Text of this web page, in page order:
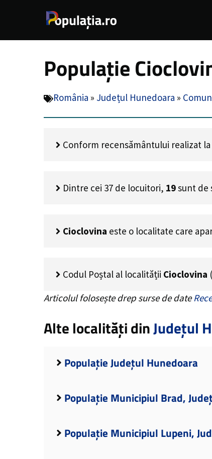
Populație
România » Județul Hunedoara »
Conform recensământului realizat
Dintre cei 37 de locuitori, 19sunt de
Cioclovina este o localitate care
Codul Poștal al localității Cioclovina (
Articolul folosește drep surse de date
Alte localități dinJudețul
Populație Județul Hunedoara
Populație Municipiul Brad,
Populație Municipiul Lupeni,